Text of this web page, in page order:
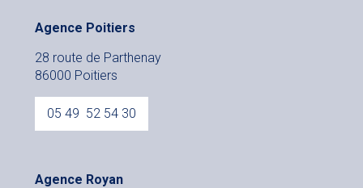
Agence Poitiers
28 route de Parthenay
86000 Poitiers
05 49 52 54 30
Agence Royan